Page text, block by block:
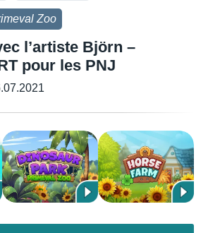
Zoo
l’artiste Björn –
pour les PNJ